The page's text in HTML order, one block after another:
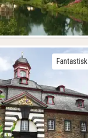
billede
Fantastisk